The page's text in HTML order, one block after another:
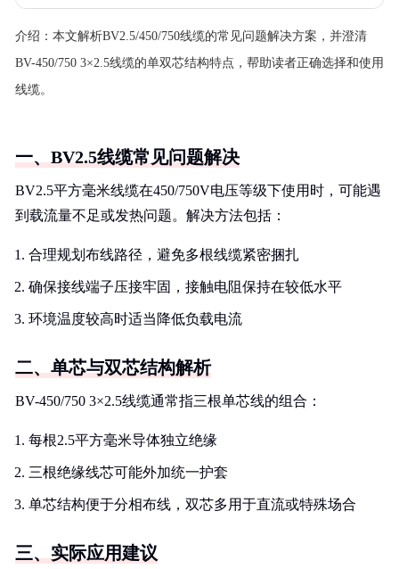
介绍： 本文解析BV2.5/450/750线缆的常见问题解决方案，并澄清
BV-450/750 3×2.5线缆的单双芯结构特点，帮助读者正确选择和使用
线缆。
一、BV2.5线缆常见问题解决
BV2.5平方毫米线缆在450/750V电压等级下使用时，可能遇
到载流量不足或发热问题。解决方法包括：
合理规划布线路径，避免多根线缆紧密捆扎
确保接线端子压接牢固，接触电阻保持在较低水平
环境温度较高时适当降低负载电流
二、单芯与双芯结构解析
BV-450/750 3×2.5线缆通常指三根单芯线的组合：
每根2.5平方毫米导体独立绝缘
三根绝缘线芯可能外加统一护套
单芯结构便于分相布线，双芯多用于直流或特殊场合
三、实际应用建议